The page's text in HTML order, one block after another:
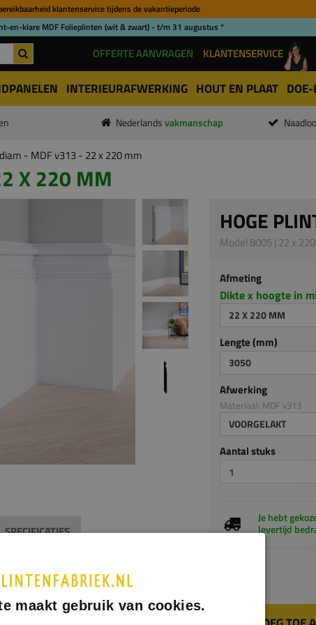
klantenservice tijdens de vakantieperiode
en-klare MDF Folieplinten (wit & zwart) - t/m 31 augustus *
OFFERTE AANVRAGEN KLANTENSERVICE
INTERIEURAFWERKING HOUT EN PLAAT
Nederlands vakmanschap
- MDF v313 - 22 x 220 mm
X 220 MM
SPECIFICATIES
afwerking van iedere ruimte. Dankzij
een echte blikvanger en komt hij
met hoge plafonds,
HOGE
Model 8005 | 22 x
Afmeting
Dikte x hoogte in
22 X 220 MM
Lengte (mm)
3050
Afwerking
Materiaal: MDF v313
VOORGELAKT
Aantal stuks
Je hebt
levertijd
maakt gebruik van cookies.